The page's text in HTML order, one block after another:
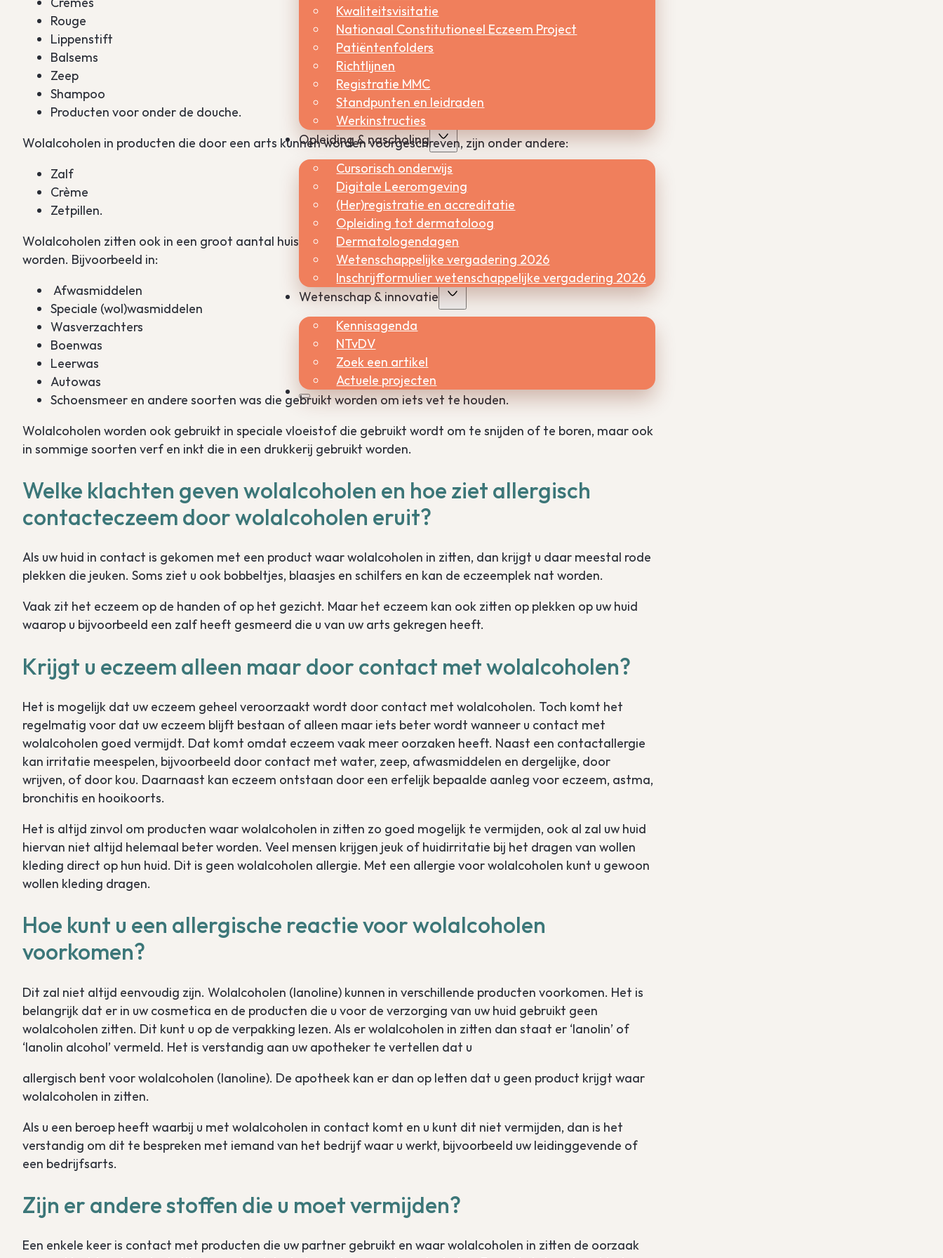
Kwaliteitsvisitatie
Nationaal Constitutioneel Eczeem Project
Patiëntenfolders
Richtlijnen
Registratie MMC
Standpunten en leidraden
Werkinstructies
Opleiding & nascholing
Cursorisch onderwijs
Digitale Leeromgeving
(Her)registratie en accreditatie
Opleiding tot dermatoloog
Dermatologendagen
Wetenschappelijke vergadering 2026
Inschrijfformulier wetenschappelijke vergadering 2026
Wetenschap & innovatie
Kennisagenda
NTvDV
Zoek een artikel
Actuele projecten
Rouge
Lippenstift
Balsems
Zeep
Shampoo
Producten voor onder de douche.
Wolalcoholen in producten die door een arts kunnen worden voorgeschreven, zijn onder andere:
Zalf
Crème
Zetpillen.
Wolalcoholen zitten ook in een groot aantal huishoudelijke producten en producten die in de industrie gebruikt
worden. Bijvoorbeeld in:
Afwasmiddelen
Speciale (wol)wasmiddelen
Wasverzachters
Boenwas
Leerwas
Autowas
Schoensmeer en andere soorten was die gebruikt worden om iets vet te houden.
Wolalcoholen worden ook gebruikt in speciale vloeistof die gebruikt wordt om te snijden of te boren, maar ook
in sommige soorten verf en inkt die in een drukkerij gebruikt worden.
Welke klachten geven wolalcoholen en hoe ziet allergisch
contacteczeem door wolalcoholen eruit?
Als uw huid in contact is gekomen met een product waar wolalcoholen in zitten, dan krijgt u daar meestal rode
plekken die jeuken. Soms ziet u ook bobbeltjes, blaasjes en schilfers en kan de eczeemplek nat worden.
Vaak zit het eczeem op de handen of op het gezicht. Maar het eczeem kan ook zitten op plekken op uw huid
waarop u bijvoorbeeld een zalf heeft gesmeerd die u van uw arts gekregen heeft.
Krijgt u eczeem alleen maar door contact met wolalcoholen?
Het is mogelijk dat uw eczeem geheel veroorzaakt wordt door contact met wolalcoholen. Toch komt het
regelmatig voor dat uw eczeem blijft bestaan of alleen maar iets beter wordt wanneer u contact met
wolalcoholen goed vermijdt. Dat komt omdat eczeem vaak meer oorzaken heeft. Naast een contactallergie
kan irritatie meespelen, bijvoorbeeld door contact met water, zeep, afwasmiddelen en dergelijke, door
wrijven, of door kou. Daarnaast kan eczeem ontstaan door een erfelijk bepaalde aanleg voor eczeem, astma,
bronchitis en hooikoorts.
Het is altijd zinvol om producten waar wolalcoholen in zitten zo goed mogelijk te vermijden, ook al zal uw huid
hiervan niet altijd helemaal beter worden. Veel mensen krijgen jeuk of huidirritatie bij het dragen van wollen
kleding direct op hun huid. Dit is geen wolalcoholen allergie. Met een allergie voor wolalcoholen kunt u gewoon
wollen kleding dragen.
Hoe kunt u een allergische reactie voor wolalcoholen
voorkomen?
Dit zal niet altijd eenvoudig zijn. Wolalcoholen (lanoline) kunnen in verschillende producten voorkomen. Het is
belangrijk dat er in uw cosmetica en de producten die u voor de verzorging van uw huid gebruikt geen
wolalcoholen zitten. Dit kunt u op de verpakking lezen. Als er wolalcoholen in zitten dan staat er ‘lanolin’ of
‘lanolin alcohol’ vermeld. Het is verstandig aan uw apotheker te vertellen dat u
allergisch bent voor wolalcoholen (lanoline). De apotheek kan er dan op letten dat u geen product krijgt waar
wolalcoholen in zitten.
Als u een beroep heeft waarbij u met wolalcoholen in contact komt en u kunt dit niet vermijden, dan is het
verstandig om dit te bespreken met iemand van het bedrijf waar u werkt, bijvoorbeeld uw leidinggevende of
een bedrijfsarts.
Zijn er andere stoffen die u moet vermijden?
Een enkele keer is contact met producten die uw partner gebruikt en waar wolalcoholen in zitten de oorzaak